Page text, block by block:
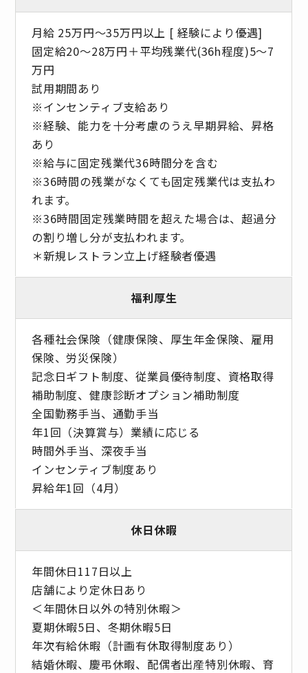
月給 25万円～35万円以上 [ 経験により優遇]
固定給20～28万円＋平均残業代(36h程度)5～7
万円
試用期間あり
※インセンティブ支給あり
※経験、能力を十分考慮のうえ早期昇給、昇格
あり
※給与に固定残業代36時間分を含む
※36時間の残業がなくても固定残業代は支払わ
れます。
※36時間固定残業時間を超えた場合は、超過分
の割り増し分が支払われます。
＊新規レストラン立上げ経験者優遇
福利厚生
各種社会保険（健康保険、厚生年金保険、雇用
保険、労災保険）
記念日ギフト制度、従業員優待制度、資格取得
補助制度、健康診断オプション補助制度
全国勤務手当、通勤手当
年1回（決算賞与）業績に応じる
時間外手当、深夜手当
インセンティブ制度あり
昇給年1回（4月）
休日休暇
年間休日117日以上
店舗により定休日あり
＜年間休日以外の特別休暇＞
夏期休暇5日、冬期休暇5日
年次有給休暇（計画有休取得制度あり）
結婚休暇、慶弔休暇、配偶者出産特別休暇、育